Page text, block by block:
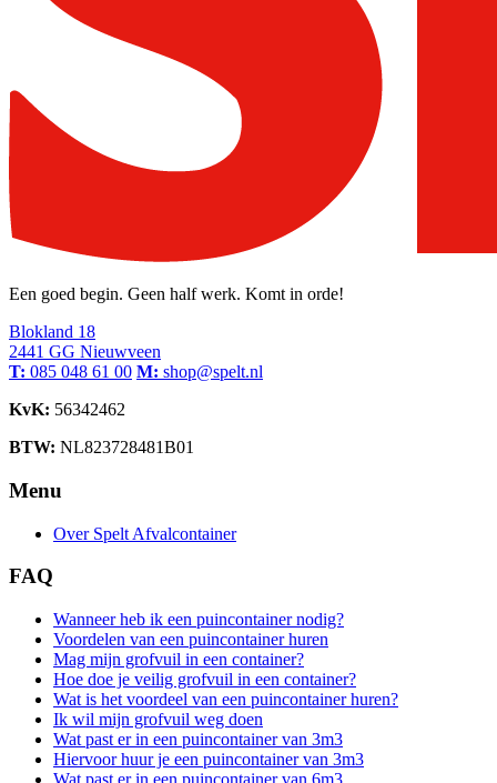
Een goed begin. Geen half werk. Komt in orde!
Blokland 18
2441 GG Nieuwveen
T: 085 048 61 00 M: shop@spelt.nl
KvK: 56342462
BTW: NL823728481B01
Menu
Over Spelt Afvalcontainer
FAQ
Wanneer heb ik een puincontainer nodig?
Voordelen van een puincontainer huren
Mag mijn grofvuil in een container?
Hoe doe je veilig grofvuil in een container?
Wat is het voordeel van een puincontainer huren?
Ik wil mijn grofvuil weg doen
Wat past er in een puincontainer van 3m3
Hiervoor huur je een puincontainer van 3m3
Wat past er in een puincontainer van 6m3